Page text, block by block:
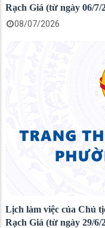
Rạch Giá (từ ngày 06/7/
08/07/2026
Lịch làm việc của Chủ
Rạch Giá (từ ngày 29/6/